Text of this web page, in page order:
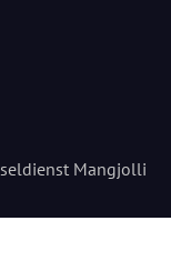
Mangjolli